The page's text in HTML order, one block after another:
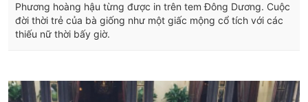
Phương hoàng hậu từng được in trên tem Đông Dương. Cuộc
đời thời trẻ của bà giống như một giấc mộng cổ tích với các
thiếu nữ thời bấy giờ.